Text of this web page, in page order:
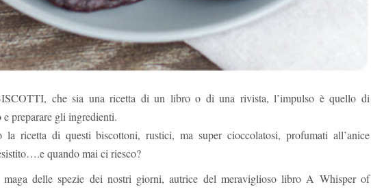
che sia una ricetta di un libro o di una rivista, l’impulso è quello di
preparare gli ingredienti.
la ricetta di questi biscottoni, rustici, ma super cioccolatosi, profumati all’anice
quando mai ci riesco?
delle spezie dei nostri giorni, autrice del meraviglioso libro A Whisper of